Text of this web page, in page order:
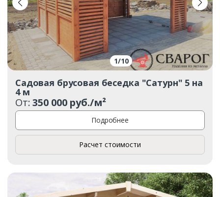
1/10
Садовая брусовая беседка "Сатурн" 5 на
4 м
От:350 000 руб./м²
Подробнее
Расчет стоимости